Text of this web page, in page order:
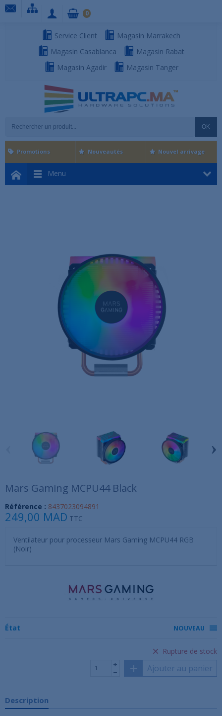
Service Client
Magasin Marrakech
Magasin Casablanca
Magasin Rabat
Magasin Agadir
Magasin Tanger
OK
0
Menu
Promotions Nouveautés Nouvel arrivage
›
Mars Gaming MCPU44 Black
Référence : 8437023094891
249,00 MAD TTC
Ventilateur pour processeur Mars Gaming MCPU44 RGB
(Noir)
État NOUVEAU
Rupture de stock
Ajouter au panier
Description